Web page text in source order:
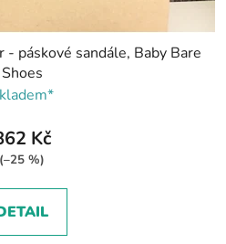
- páskové sandále, Baby Bare
Shoes
Kč
(–25 %)